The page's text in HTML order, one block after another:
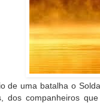
de uma batalha o
dos companheiros